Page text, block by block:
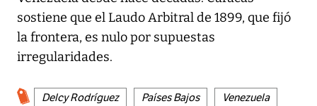
sostiene que el Laudo Arbitral de 1899, que fijó
la frontera, es nulo por supuestas
irregularidades.
Delcy Rodríguez Países Bajos Venezuela